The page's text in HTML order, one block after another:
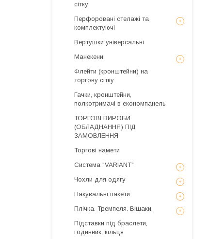
сітку
Перфоровані стелажі та
комплектуючі
Вертушки універсальні
Манекени
Флейти (кронштейни) на
торгову сітку
Гачки, кронштейни,
полкотримачі в економпанель
ТОРГОВІ ВИРОБИ
(ОБЛАДНАННЯ) ПІД
ЗАМОВЛЕННЯ
Торгові намети
Система "VARIANT"
Чохли для одягу
Пакувальні пакети
Плічка. Тремпеля. Вішаки.
Підставки під браслети,
годинник, кільця